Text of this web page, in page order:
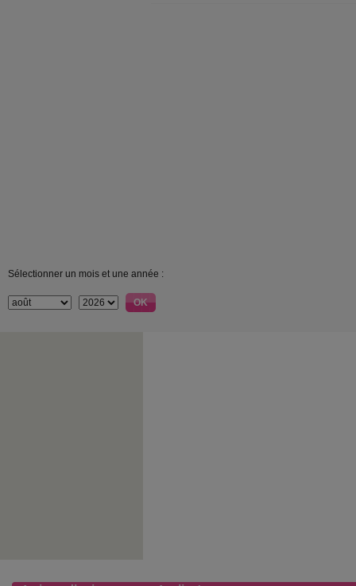
Sélectionner un mois et une année :